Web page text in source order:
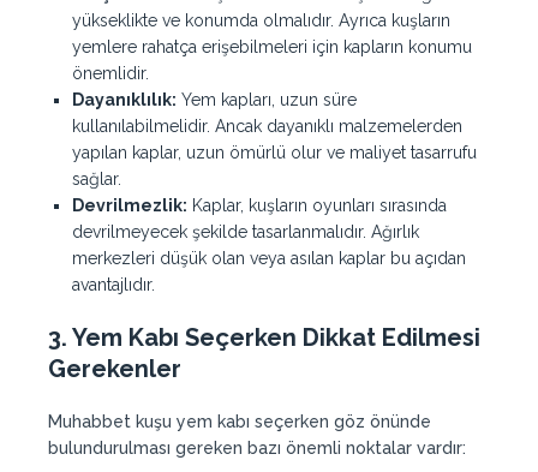
yükseklikte ve konumda olmalıdır. Ayrıca kuşların
yemlere rahatça erişebilmeleri için kapların konumu
önemlidir.
Dayanıklılık: Yem kapları, uzun süre
kullanılabilmelidir. Ancak dayanıklı malzemelerden
yapılan kaplar, uzun ömürlü olur ve maliyet tasarrufu
sağlar.
Devrilmezlik: Kaplar, kuşların oyunları sırasında
devrilmeyecek şekilde tasarlanmalıdır. Ağırlık
merkezleri düşük olan veya asılan kaplar bu açıdan
avantajlıdır.
3. Yem Kabı Seçerken Dikkat Edilmesi
Gerekenler
Muhabbet kuşu yem kabı seçerken göz önünde
bulundurulması gereken bazı önemli noktalar vardır: